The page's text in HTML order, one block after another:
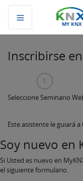
MY KNX
Inscribirse
1
Seleccione Seminario
Este asistente le guiará
Soy nuevo en
Si Usted es nuevo en
el siguiente formulario.